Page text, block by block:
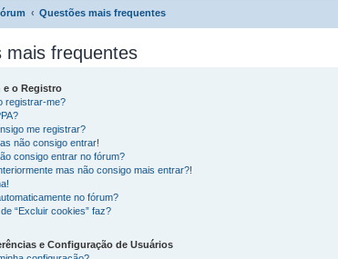
Questões mais frequentes
mais frequentes
e o Registro
registrar-me?
me registrar?
não consigo entrar!
consigo entrar no fórum?
mas não consigo mais entrar?!
no fórum?
“Excluir cookies” faz?
e Configuração de Usuários